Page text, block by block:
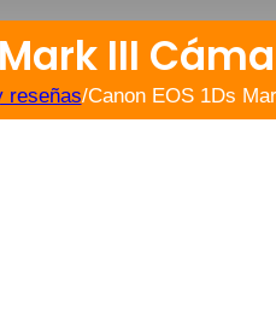
III
reseñas/Canon EOS 1Ds